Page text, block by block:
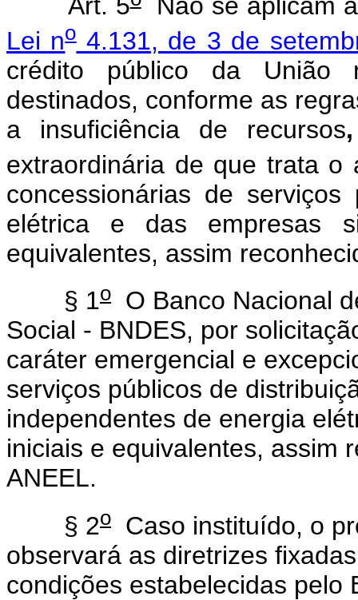
Art. 5 Não se aplicam
Lei no4.131, de 3 de
crédito público da União
destinados, conforme as
a insuficiência de recursos,
extraordinária de que trata o
concessionárias de
elétrica e das empresas
equivalentes, assim
§ 1o O Banco Nacional
Social - BNDES, por
caráter emergencial e
serviços públicos de
independentes de energia
iniciais e equivalentes, assim
ANEEL.
§ 2o Caso instituído, o
observará as diretrizes
condições estabelecidas pelo